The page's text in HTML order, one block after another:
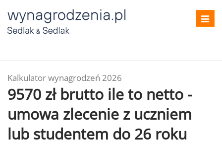
Kalkulator wynagrodzeń 2026
9570 zł brutto ile to netto -
umowa zlecenie z uczniem
lub studentem do 26 roku